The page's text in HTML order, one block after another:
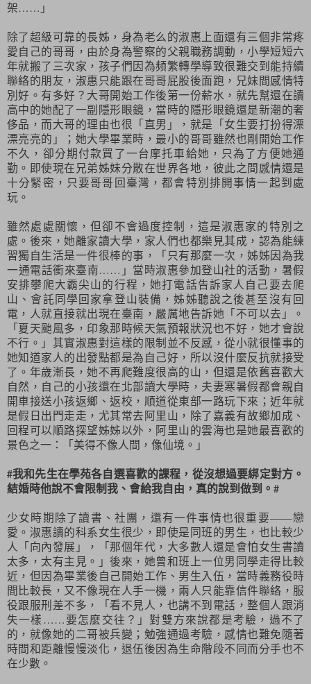
架……」
除了超級可靠的長姊，身為老么的淑惠上面還有三個非常疼
愛自己的哥哥，由於身為警察的父親職務調動，小學短短六
年就搬了三次家，孩子們因為頻繁轉學導致很難交到能持續
聯絡的朋友，淑惠只能跟在哥哥屁股後面跑，兄妹間感情特
別好。有多好？大哥開始工作後第一份薪水，就先幫還在讀
高中的她配了一副隱形眼鏡，當時的隱形眼鏡還是新潮的奢
侈品，而大哥的理由也很「直男」，就是「女生要打扮得漂
漂亮亮的」；她大學畢業時，最小的哥哥雖然也剛開始工作
不久，卻分期付款買了一台摩托車給她，只為了方便她通
勤。即使現在兄弟姊妹分散在世界各地，彼此之間感情還是
十分緊密，只要哥哥回臺灣，都會特別排開事情一起到處
玩。
雖然處處關懷，但卻不會過度控制，這是淑惠家的特別之
處。後來，她離家讀大學，家人們也都樂見其成，認為能練
習獨自生活是一件很棒的事，「只有那麼一次，姊姊因為我
一通電話衝來臺南……」當時淑惠參加登山社的活動，暑假
安排攀爬大霸尖山的行程，她打電話告訴家人自己要去爬
山、會託同學回家拿登山裝備，姊姊聽說之後甚至沒有回
電，人就直接就出現在臺南，嚴厲地告訴她「不可以去」。
「夏天颱風多，印象那時候天氣預報狀況也不好，她才會說
不行。」其實淑惠對這樣的限制並不反感，從小就很懂事的
她知道家人的出發點都是為自己好，所以沒什麼反抗就接受
了。年歲漸長，她不再爬難度很高的山，但還是依舊喜歡大
自然，自己的小孩還在北部讀大學時，夫妻寒暑假都會親自
開車接送小孩返鄉、返校，順道從東部一路玩下來；近年就
是假日出門走走，尤其常去阿里山，除了嘉義有故鄉加成、
回程可以順路探望姊姊以外，阿里山的雲海也是她最喜歡的
景色之一：「美得不像人間，像仙境。」
#我和先生在學苑各自選喜歡的課程，從沒想過要綁定對方。
結婚時他說不會限制我、會給我自由，真的說到做到。#
少女時期除了讀書、社團，還有一件事情也很重要——戀
愛。淑惠讀的科系女生很少，即使是同班的男生，也比較少
人「向內發展」，「那個年代，大多數人還是會怕女生書讀
太多，太有主見。」後來，她曾和班上一位男同學走得比較
近，但因為畢業後自己開始工作、男生入伍，當時義務役時
間比較長，又不像現在人手一機，兩人只能靠信件聯絡，服
役跟服刑差不多，「看不見人，也講不到電話，整個人跟消
失一樣……要怎麼交往？」對雙方來說都是考驗，過不了
的，就像她的二哥被兵變；勉強通過考驗，感情也難免隨著
時間和距離慢慢淡化，退伍後因為生命階段不同而分手也不
在少數。